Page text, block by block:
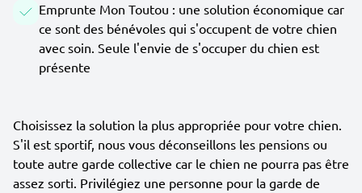
Emprunte Mon Toutou : une solution économique car
ce sont des bénévoles qui s'occupent de votre chien
avec soin. Seule l'envie de s'occuper du chien est
présente
Choisissez la solution la plus appropriée pour votre chien.
S'il est sportif, nous vous déconseillons les pensions ou
toute autre garde collective car le chien ne pourra pas être
assez sorti. Privilégiez une personne pour la garde de